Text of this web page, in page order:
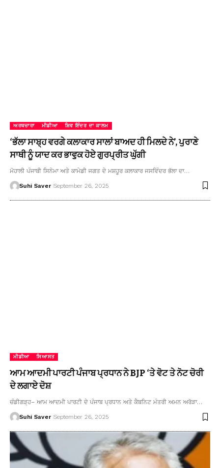
ਅਰਥਚਾਰਾ ਮੀਡੀਆ ਸ਼ਿਵ ਇੰਦਰ ਦਾ ਕਾਲਮ
‘ਭੱਲਾ ਸਾਬ੍ਹ ਵਰਗੇ ਕਲਾਕਾਰ ਸਾਲਾਂ ਬਾਅਦ ਹੀ ਮਿਲਦੇ ਨੇ’, ਪੁਰਾਣੇ
ਸਾਥੀ ਨੂੰ ਯਾਦ ਕਰ ਭਾਵੁਕ ਹੋਏ ਗੁਰਪ੍ਰੀਤ ਘੁੱਗੀ
ਮੋਹਾਲੀ ਪੰਜਾਬੀ ਸਿਨੇਮਾ ਅਤੇ ਕਾਮੇਡੀ ਜਗਤ ਦੇ ਮਸ਼ਹੂਰ ਕਲਾਕਾਰ ਜਸਵਿੰਦਰ ਭੱਲਾ ਦਾ…
Suhi Saver September 26, 2025
ਮੀਡੀਆ ਸਿਆਸਤ
ਆਮ ਆਦਮੀ ਪਾਰਟੀ ਪੰਜਾਬ ਪ੍ਰਧਾਨ ਨੇ BJP ‘ਤੇ ਵੋਟ ਤੇ ਨੋਟ ਚੋਰੀ
ਦੇ ਲਗਾਏ ਦੋਸ਼
ਚੰਡੀਗੜ੍ਹ– ਆਮ ਆਦਮੀ ਪਾਰਟੀ ਦੇ ਪੰਜਾਬ ਪ੍ਰਧਾਨ ਅਤੇ ਕੈਬਨਿਟ ਮੰਤਰੀ ਅਮਨ ਅਰੋੜਾ…
Suhi Saver September 26, 2025